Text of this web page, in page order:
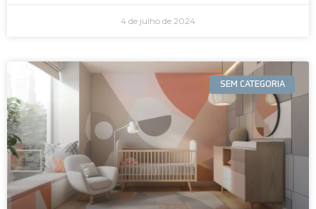
4 de julho de 2024
SEM CATEGORIA